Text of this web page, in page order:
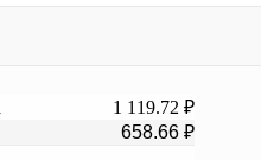
1 119.72 ₽
658.66 ₽